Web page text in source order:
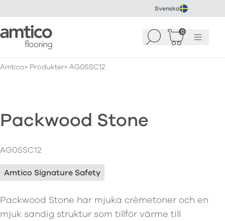
Svenska
Amtico Flooring Sök 0
Korg 0)Meny
Amtico Produkter AG0SSC12
Packwood Stone
AG0SSC12
Amtico Signature Safety
Packwood Stone har mjuka crèmetoner och en
mjuk sandig struktur som tillför värme till